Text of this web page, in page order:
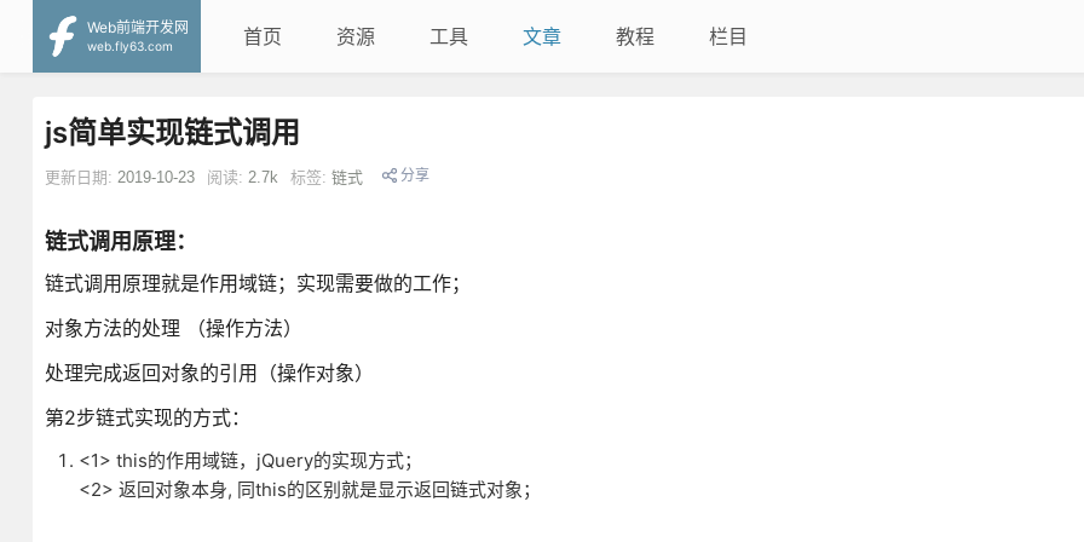
Web前端开发网
web.fly63.com
首页 资源 工具 文章 教程 栏目
js简单实现链式调用
更新日期: 2019-10-23 阅读: 2.7k 标签: 链式 分享
链式调用原理：
链式调用原理就是作用域链；实现需要做的工作；
对象方法的处理 （操作方法）
处理完成返回对象的引用（操作对象）
第2步链式实现的方式：
<1> this的作用域链，jQuery的实现方式；
<2> 返回对象本身, 同this的区别就是显示返回链式对象；